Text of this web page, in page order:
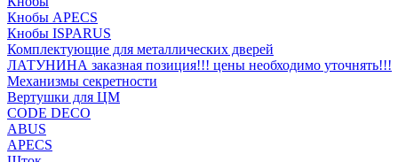
Кнобы APECS
Кнобы ISPARUS
Комплектующие для металлических дверей
ЛАТУНИНА заказная позиция!!! цены необходимо уточнять!!!
Механизмы секретности
Вертушки для ЦМ
CODE DECO
ABUS
APECS